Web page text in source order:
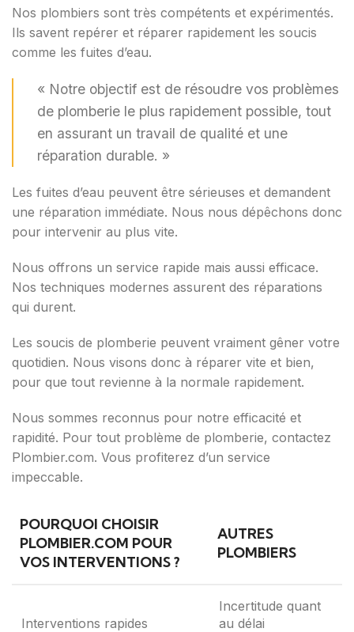
Nos plombiers sont très compétents et expérimentés.
Ils savent repérer et réparer rapidement les soucis
comme les fuites d’eau.
« Notre objectif est de résoudre vos problèmes
de plomberie le plus rapidement possible, tout
en assurant un travail de qualité et une
réparation durable. »
Les fuites d’eau peuvent être sérieuses et demandent
une réparation immédiate. Nous nous dépêchons donc
pour intervenir au plus vite.
Nous offrons un service rapide mais aussi efficace.
Nos techniques modernes assurent des réparations
qui durent.
Les soucis de plomberie peuvent vraiment gêner votre
quotidien. Nous visons donc à réparer vite et bien,
pour que tout revienne à la normale rapidement.
Nous sommes reconnus pour notre efficacité et
rapidité. Pour tout problème de plomberie, contactez
Plombier.com. Vous profiterez d’un service
impeccable.
POURQUOI CHOISIR
PLOMBIER.COM POUR
VOS INTERVENTIONS ?
AUTRES
PLOMBIERS
Interventions rapides
Incertitude quant
au délai